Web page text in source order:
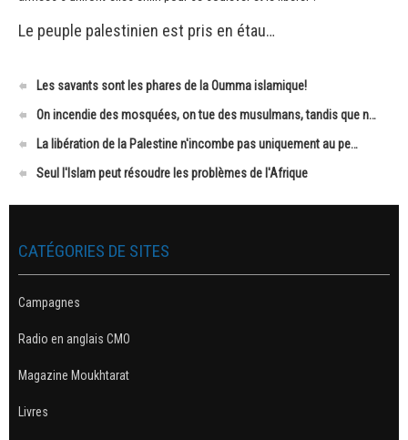
Le peuple palestinien est pris en étau…
Les savants sont les phares de la Oumma islamique!
On incendie des mosquées, on tue des musulmans, tandis que n…
La libération de la Palestine n'incombe pas uniquement au pe…
Seul l'Islam peut résoudre les problèmes de l'Afrique
CATÉGORIES DE SITES
Campagnes
Radio en anglais CMO
Magazine Moukhtarat
Livres